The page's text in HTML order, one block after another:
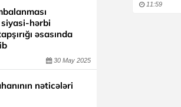
siyasi-hərbi
əsasında
30 May 2025
nəticələri
11:59